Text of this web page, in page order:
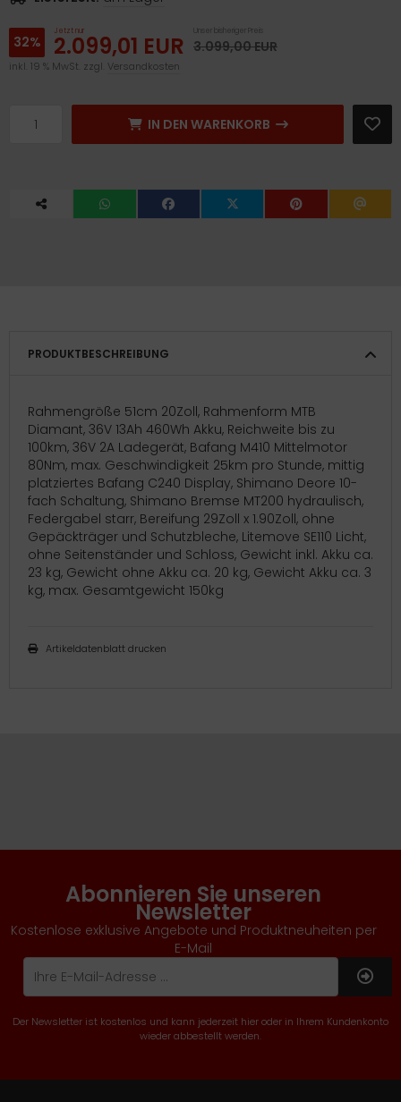
Jetzt nur
2.099,01 EUR
Unser bisheriger Preis
3.099,00 EUR
32%
inkl. 19 % MwSt. zzgl. Versandkosten
IN DEN WARENKORB
PRODUKTBESCHREIBUNG
Rahmengröße 51cm 20Zoll, Rahmenform MTB
Diamant, 36V 13Ah 460Wh Akku, Reichweite bis zu
100km, 36V 2A Ladegerät, Bafang M410 Mittelmotor
80Nm, max. Geschwindigkeit 25km pro Stunde, mittig
platziertes Bafang C240 Display, Shimano Deore 10-
fach Schaltung, Shimano Bremse MT200 hydraulisch,
Federgabel starr, Bereifung 29Zoll x 1.90Zoll, ohne
Gepäckträger und Schutzbleche, Litemove SE110 Licht,
ohne Seitenständer und Schloss, Gewicht inkl. Akku ca.
23 kg, Gewicht ohne Akku ca. 20 kg, Gewicht Akku ca. 3
kg, max. Gesamtgewicht 150kg
Artikeldatenblatt drucken
Abonnieren Sie unseren
Newsletter
Kostenlose exklusive Angebote und Produktneuheiten per
E-Mail
Der Newsletter ist kostenlos und kann jederzeit hier oder in Ihrem Kundenkonto
wieder abbestellt werden.